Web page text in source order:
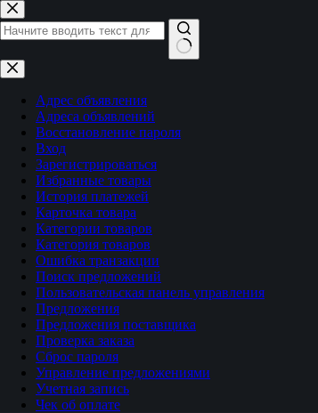
Перейти
к
сути
Ничего
не
найденоАдрес объявления
Адреса объявлений
Восстановление пароля
Вход
Зарегистрироваться
Избранные товары
История платежей
Карточка товара
Категории товаров
Категория товаров
Ошибка транзакции
Поиск предложений
Пользовательская панель управления
Предложения
Предложения поставщика
Проверка заказа
Сброс пароля
Управление предложениями
Учетная запись
Чек об оплате